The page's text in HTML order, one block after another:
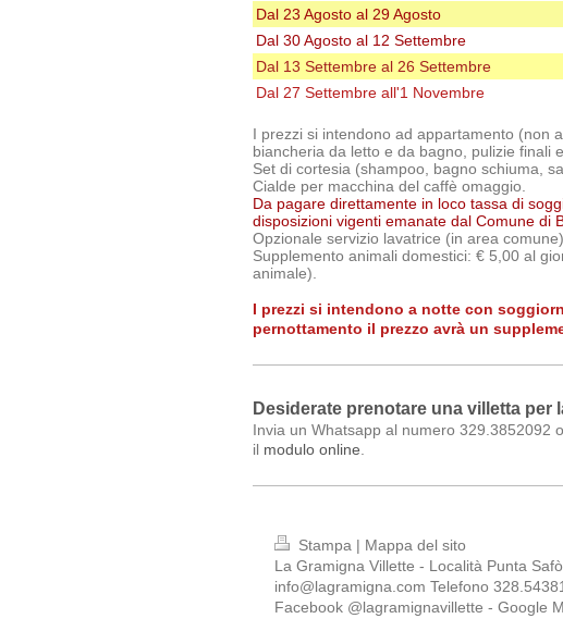
Dal 23 Agosto al 29 Agosto
Dal 30 Agosto al 12 Settembre
Dal 13 Settembre al 26 Settembre
Dal 27 Settembre all'1 Novembre
I prezzi si intendono ad appartamento (non
biancheria da letto e da bagno, pulizie finali
Set di cortesia (shampoo, bagno schiuma,
Cialde per macchina del caffè omaggio.
Da pagare direttamente in loco tassa di
disposizioni vigenti emanate dal Comune di
Opzionale servizio lavatrice (in area
Supplemento animali domestici: € 5,00 al
animale).
I prezzi si intendono a notte con
pernottamento il prezzo avrà un
Desiderate prenotare una villetta per
Invia un Whatsapp al numero 329.3852092
il modulo online
Stampa | Mappa del sito
La Gramigna Villette - Località Punta
info@lagramigna.com Telefono
Facebook @lagramignavillette - Google